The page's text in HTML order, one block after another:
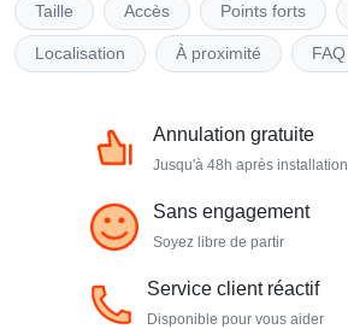
Taille Accès Points forts
Localisation À proximité FAQ
Annulation gratuite
Jusqu'à 48h après installation
Sans engagement
Soyez libre de partir
Service client réactif
Disponible pour vous aider